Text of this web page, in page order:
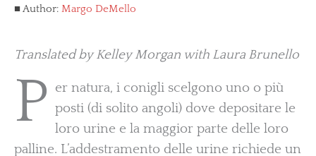
Author: Margo DeMello
Translated by Kelley Morgan with Laura Brunello
P
er natura, i conigli scelgono uno o più
posti (di solito angoli) dove depositare le
loro urine e la maggior parte delle loro
palline. L’addestramento delle urine richiede un